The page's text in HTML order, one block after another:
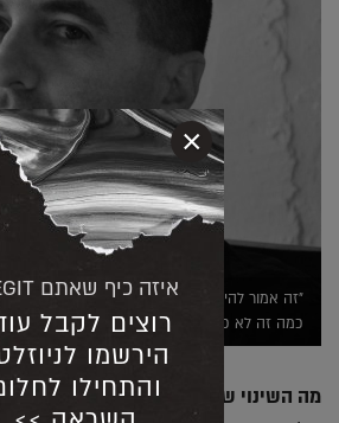
"זה אמור להיות המקצוע הכי יפה בעולם אבל אני
כמה זה לא כלכליי", ארנון ניר (באדיבות יח"צ)
מה השינוי שצריך לקרות מבחינתכם?
איזה כיף שאתם LEGIT!
רוצים לקבל
הירשמו
והתחילו
×